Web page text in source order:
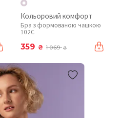
Кольоровий комфорт
Бра з формованою чашкою
102C
359 ₴ 1 069₴